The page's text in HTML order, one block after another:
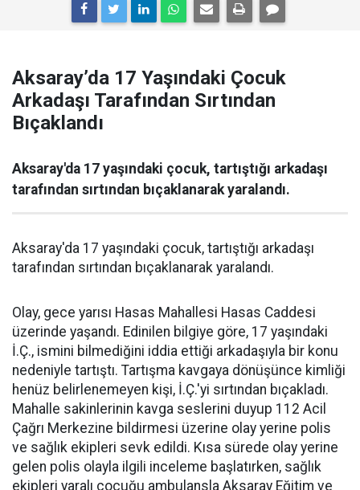
Aksaray’da 17 Yaşındaki Çocuk
Arkadaşı Tarafından Sırtından
Bıçaklandı
Aksaray'da 17 yaşındaki çocuk, tartıştığı arkadaşı
tarafından sırtından bıçaklanarak yaralandı.
Aksaray'da 17 yaşındaki çocuk, tartıştığı arkadaşı
tarafından sırtından bıçaklanarak yaralandı.
Olay, gece yarısı Hasas Mahallesi Hasas Caddesi
üzerinde yaşandı. Edinilen bilgiye göre, 17 yaşındaki
İ.Ç., ismini bilmediğini iddia ettiği arkadaşıyla bir konu
nedeniyle tartıştı. Tartışma kavgaya dönüşünce kimliği
henüz belirlenemeyen kişi, İ.Ç.'yi sırtından bıçakladı.
Mahalle sakinlerinin kavga seslerini duyup 112 Acil
Çağrı Merkezine bildirmesi üzerine olay yerine polis
ve sağlık ekipleri sevk edildi. Kısa sürede olay yerine
gelen polis olayla ilgili inceleme başlatırken, sağlık
ekipleri yaralı çocuğu ambulansla Aksaray Eğitim ve